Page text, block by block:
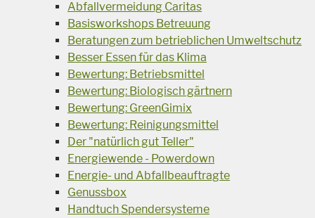
Abfallvermeidung Caritas
Basisworkshops Betreuung
Beratungen zum betrieblichen Umweltschutz
Besser Essen für das Klima
Bewertung: Betriebsmittel
Bewertung: Biologisch gärtnern
Bewertung: GreenGimix
Bewertung: Reinigungsmittel
Der "natürlich gut Teller"
Energiewende - Powerdown
Energie- und Abfallbeauftragte
Genussbox
Handtuch Spendersysteme